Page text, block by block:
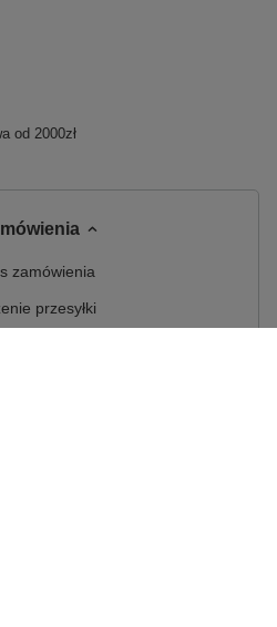
od 2000zł
zamówienia
przesyłki